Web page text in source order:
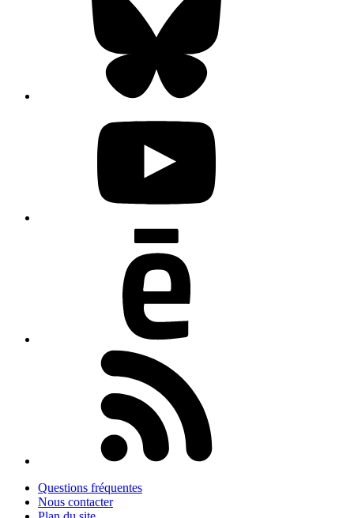
Questions fréquentes
Nous contacter